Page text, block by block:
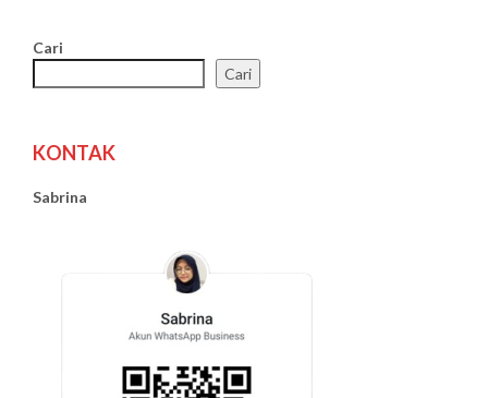
Cari
Cari
KONTAK
Sabrina